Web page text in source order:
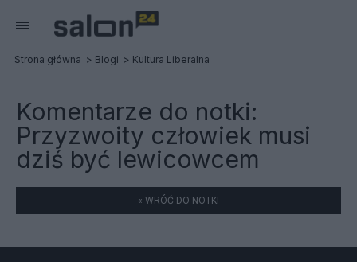
Strona główna Blogi Kultura Liberalna
Komentarze do notki:
Przyzwoity człowiek musi
dziś być lewicowcem
« WRÓĆ DO NOTKI